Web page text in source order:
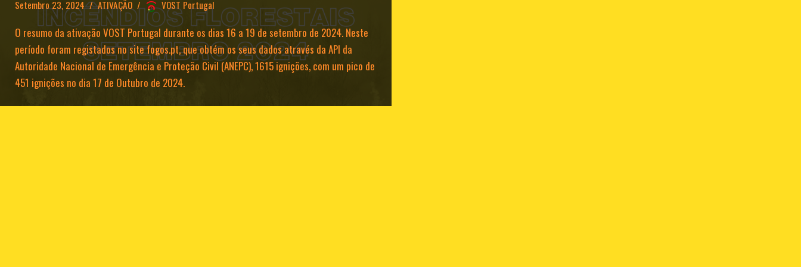
Setembro 23, 2024 ATIVAÇÃO VOST Portugal
O resumo da ativação VOST Portugal durante os dias 16 a 19 de setembro de 2024. Neste
período foram registados no site fogos.pt, que obtém os seus dados através da API da
Autoridade Nacional de Emergência e Proteção Civil (ANEPC), 1615 ignições, com um pico de
451 ignições no dia 17 de Outubro de 2024.